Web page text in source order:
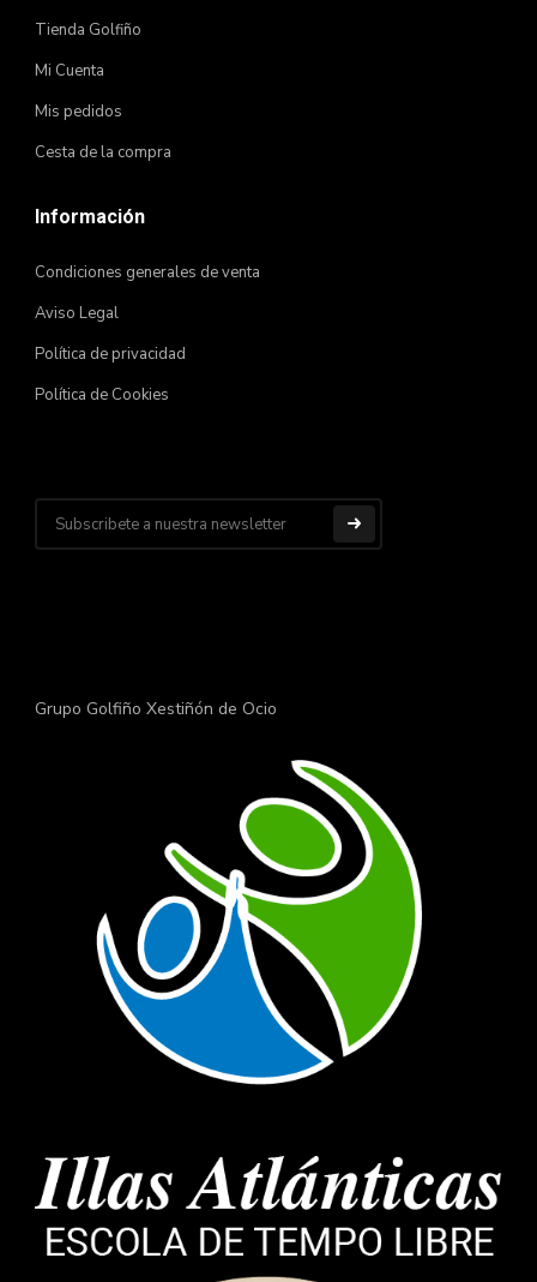
Tienda Golfiño
Mi Cuenta
Mis pedidos
Cesta de la compra
Información
Condiciones generales de venta
Aviso Legal
Política de privacidad
Política de Cookies
Grupo Golfiño Xestiñón de Ocio